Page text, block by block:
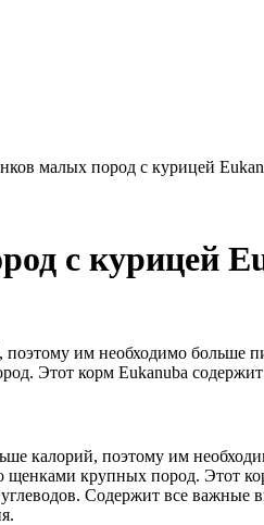
малых пород с курицей
с курицей
им необходимо больше
Этот корм Eukanuba
калорий, поэтому им
щенками крупных пород. Этот
Содержит все важные